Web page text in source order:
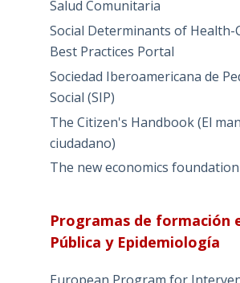
Salud Comunitaria
Social Determinants of Health-
Best Practices Portal
Sociedad Iberoamericana de
Social (SIP)
The Citizen's Handbook (El
ciudadano)
The new economics
Programas de formación
Pública y Epidemiología